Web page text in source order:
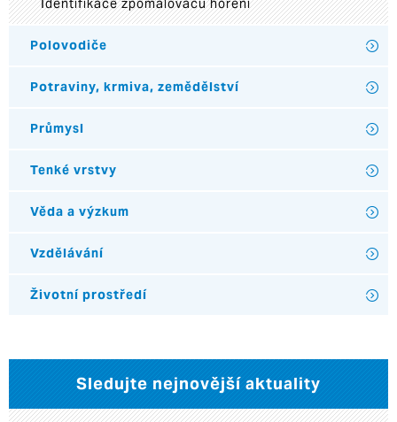
Identifikace zpomalovačů hoření
Polovodiče
Potraviny, krmiva, zemědělství
Průmysl
Tenké vrstvy
Věda a výzkum
Vzdělávání
Životní prostředí
Sledujte nejnovější aktuality